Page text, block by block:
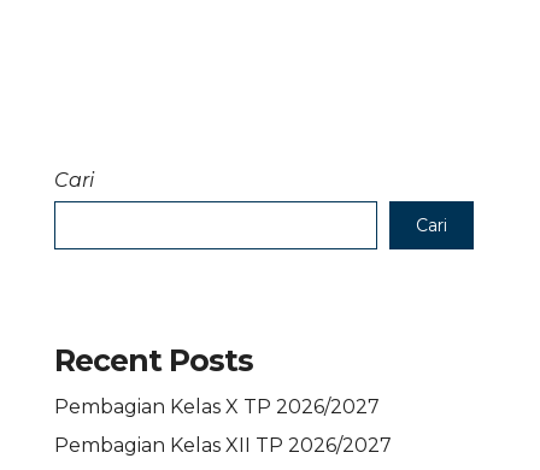
Cari
Cari
Recent Posts
Pembagian Kelas X TP 2026/2027
Pembagian Kelas XII TP 2026/2027